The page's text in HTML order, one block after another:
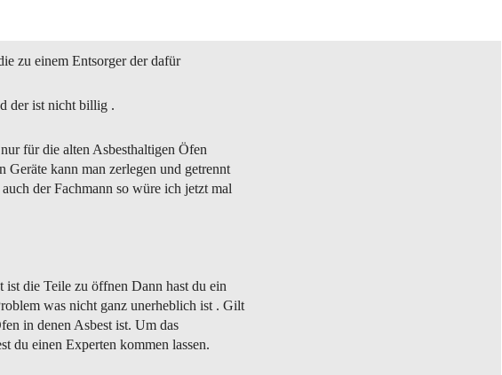
zu einem Entsorger der dafür
der ist nicht billig .
für die alten Asbesthaltigen Öfen
Geräte kann man zerlegen und getrennt
der Fachmann so würe ich jetzt mal
ist die Teile zu öffnen Dann hast du ein
was nicht ganz unerheblich ist . Gilt
in denen Asbest ist. Um das
du einen Experten kommen lassen.